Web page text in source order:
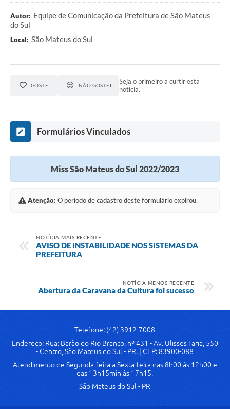
Galeria de Fotos
Audiências Públicas
Projetos
Legislação
Links
Autor: Equipe de Comunicação da Prefeitura de São Mateus
do Sul
Local: São Mateus do Sul
GOSTEI NÃO GOSTEI
Seja o primeiro a curtir esta
notícia.
Formulários Vinculados
Miss São Mateus do Sul 2022/2023
Atenção: O período de cadastro deste formulário expirou.
NOTÍCIA MAIS RECENTE
AVISO DE INSTABILIDADE NOS SISTEMAS DA
PREFEITURA
NOTÍCIA MENOS RECENTE
Abertura da Caravana da Cultura foi sucesso
Telefone: (42) 3912-7008
Endereço: Rua: Barão do Rio Branco, nº 431 - Av. Ulisses Faria, 550
- Centro, São Mateus do Sul - PR. | CEP: 83900-088
Atendimento de Segunda-feira a Sexta-feira das 8h00 às 12h00 e
das 13h15min às 17h15.
São Mateus do Sul - PR